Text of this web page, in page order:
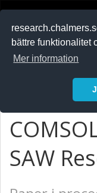
bättre funktionalitet
Mer information
SAW